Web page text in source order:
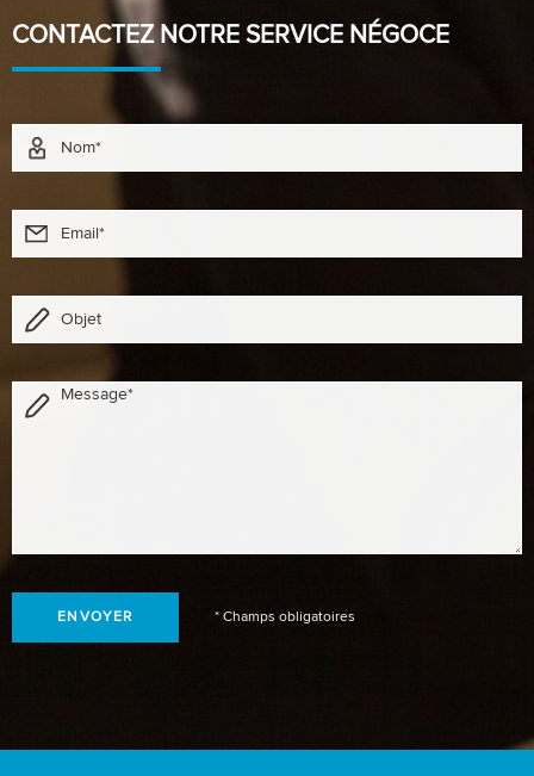
CONTACTEZ NOTRE SERVICE NÉGOCE
* Champs obligatoires